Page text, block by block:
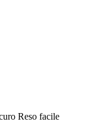
Reso facile